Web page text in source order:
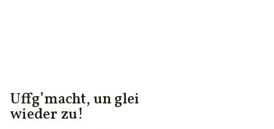
Uffg’macht, un glei
wieder zu!